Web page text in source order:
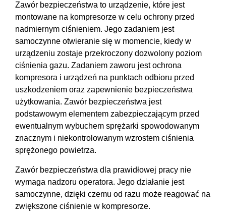
Zawór bezpieczeństwa to urządzenie, które jest
montowane na kompresorze w celu ochrony przed
nadmiernym ciśnieniem. Jego zadaniem jest
samoczynne otwieranie się w momencie, kiedy w
urządzeniu zostaje przekroczony dozwolony poziom
ciśnienia gazu. Zadaniem zaworu jest ochrona
kompresora i urządzeń na punktach odbioru przed
uszkodzeniem oraz zapewnienie bezpieczeństwa
użytkowania. Zawór bezpieczeństwa jest
podstawowym elementem zabezpieczającym przed
ewentualnym wybuchem sprężarki spowodowanym
znacznym i niekontrolowanym wzrostem ciśnienia
sprężonego powietrza.
Zawór bezpieczeństwa dla prawidłowej pracy nie
wymaga nadzoru operatora. Jego działanie jest
samoczynne, dzięki czemu od razu może reagować na
zwiększone ciśnienie w kompresorze.